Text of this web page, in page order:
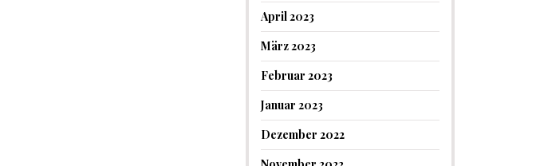
April 2023
März 2023
Februar 2023
Januar 2023
Dezember 2022